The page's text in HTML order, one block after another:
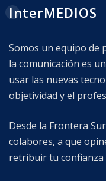
InterMEDIOS
Somos un equipo de
la comunicación es
usar las nuevas
objetividad y el
Desde la Frontera
colabores, a que
retribuir tu confianza